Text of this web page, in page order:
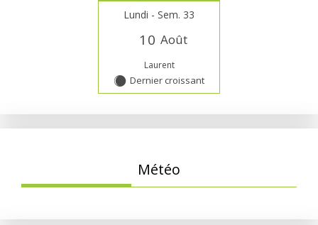
Lundi - Sem. 33
1 0 Août
Laurent
Y Dernier croissant
Météo